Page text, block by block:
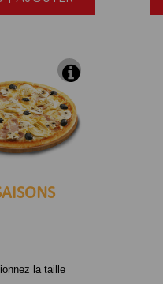
la taille